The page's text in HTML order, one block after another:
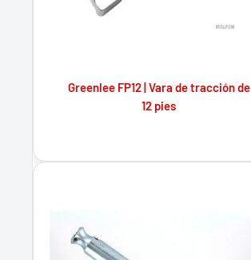
Greenlee FP12 | Vara de tracción de
12 pies